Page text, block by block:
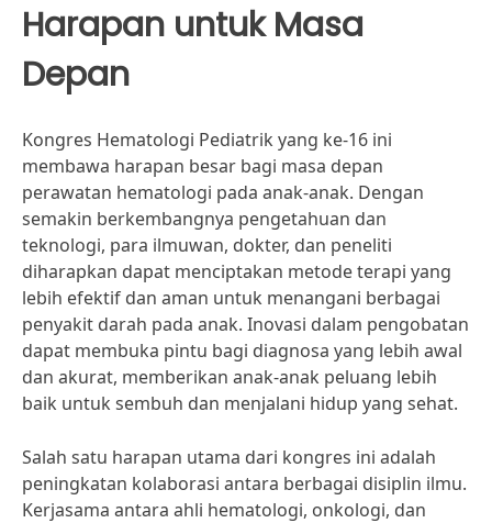
Harapan untuk Masa
Depan
Kongres Hematologi Pediatrik yang ke-16 ini
membawa harapan besar bagi masa depan
perawatan hematologi pada anak-anak. Dengan
semakin berkembangnya pengetahuan dan
teknologi, para ilmuwan, dokter, dan peneliti
diharapkan dapat menciptakan metode terapi yang
lebih efektif dan aman untuk menangani berbagai
penyakit darah pada anak. Inovasi dalam pengobatan
dapat membuka pintu bagi diagnosa yang lebih awal
dan akurat, memberikan anak-anak peluang lebih
baik untuk sembuh dan menjalani hidup yang sehat.
Salah satu harapan utama dari kongres ini adalah
peningkatan kolaborasi antara berbagai disiplin ilmu.
Kerjasama antara ahli hematologi, onkologi, dan